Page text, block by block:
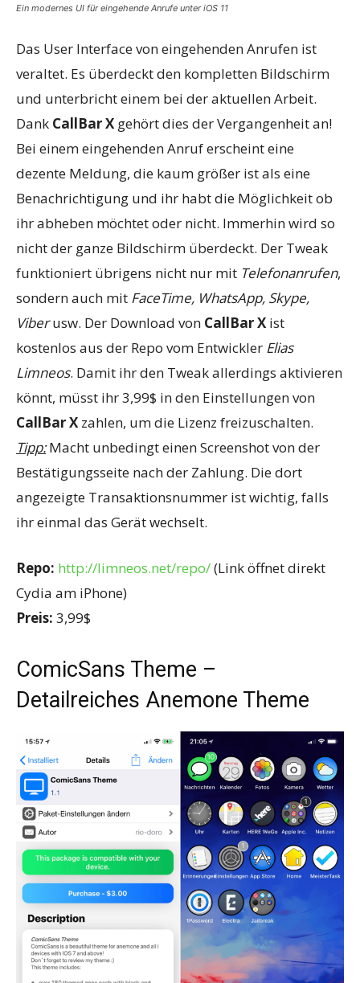
Ein modernes UI für eingehende Anrufe unter iOS 11
Das User Interface von eingehenden Anrufen ist
veraltet. Es überdeckt den kompletten Bildschirm
und unterbricht einem bei der aktuellen Arbeit.
Dank CallBar X gehört dies der Vergangenheit an!
Bei einem eingehenden Anruf erscheint eine
dezente Meldung, die kaum größer ist als eine
Benachrichtigung und ihr habt die Möglichkeit ob
ihr abheben möchtet oder nicht. Immerhin wird so
nicht der ganze Bildschirm überdeckt. Der Tweak
funktioniert übrigens nicht nur mit Telefonanrufen,
sondern auch mit FaceTime, WhatsApp, Skype,
Viberusw. Der Download von CallBar X ist
kostenlos aus der Repo vom Entwickler Elias
Limneos. Damit ihr den Tweak allerdings aktivieren
könnt, müsst ihr 3,99$ in den Einstellungen von
CallBar X zahlen, um die Lizenz freizuschalten.
Tipp:Macht unbedingt einen Screenshot von der
Bestätigungsseite nach der Zahlung. Die dort
angezeigte Transaktionsnummer ist wichtig, falls
ihr einmal das Gerät wechselt.
Repo: http://limneos.net/repo/(Link öffnet direkt
Cydia am iPhone)
Preis: 3,99$
ComicSans Theme –
Detailreiches Anemone Theme